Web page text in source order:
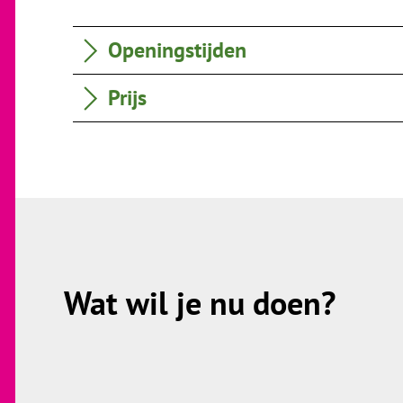
Openingstijden
Prijs
Wat wil je nu doen?